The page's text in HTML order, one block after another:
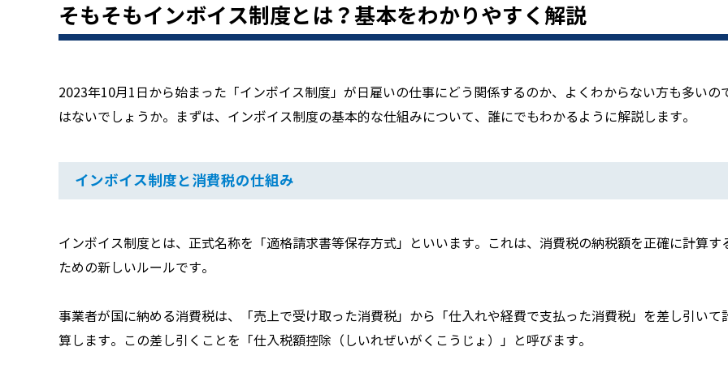
そもそもインボイス制度とは？基本をわかりやすく解説
2023年10月1日から始まった「インボイス制度」が日雇いの仕事にどう関係するのか、よくわからない方も多いの
はないでしょうか。まずは、インボイス制度の基本的な仕組みについて、誰にでもわかるように解説します。
インボイス制度と消費税の仕組み
インボイス制度とは、正式名称を「適格請求書等保存方式」といいます。これは、消費税の納税額を正確に計算す
ための新しいルールです。
事業者が国に納める消費税は、「売上で受け取った消費税」から「仕入れや経費で支払った消費税」を差し引いて
算します。この差し引くことを「仕入税額控除（しいれぜいがくこうじょ）」と呼びます。